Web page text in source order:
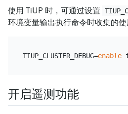
使用 TiUP 时，可通过设置
环境变量输出执行命令时收集的使
TIUP_CLUSTER_DEBUG=enable
开启遥测功能